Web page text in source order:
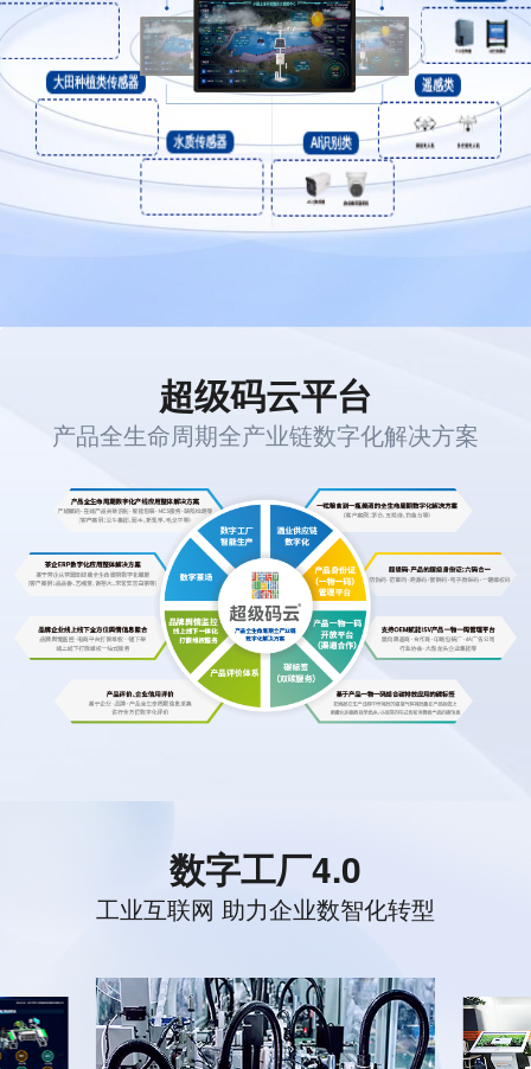
控制器类
AI识别类
水质传感器
超级码云平台
产品全生命周期全产业链数字化解决方案
数字工厂4.0
工业互联网 助力企业数智化转型